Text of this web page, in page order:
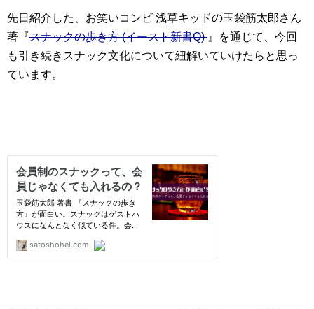
先日紹介した、お笑いコンビ 浅草キッドの玉袋筋太郎さん
著『スナックの歩き方 (イースト新書Q) 』を通じて、今回
も引き続きスナック文化について紐解いていけたらと思っ
ています。